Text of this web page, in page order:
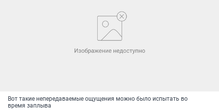
Вот такие непередаваемые ощущения можно было испытать во
время заплыва